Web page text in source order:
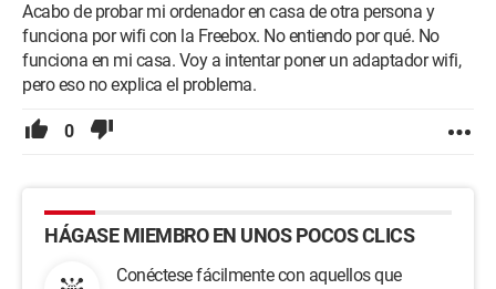
Acabo de probar mi ordenador en casa de otra persona y
funciona por wifi con la Freebox. No entiendo por qué. No
funciona en mi casa. Voy a intentar poner un adaptador wifi,
pero eso no explica el problema.
0
HÁGASE MIEMBRO EN UNOS POCOS CLICS
Conéctese fácilmente con aquellos que